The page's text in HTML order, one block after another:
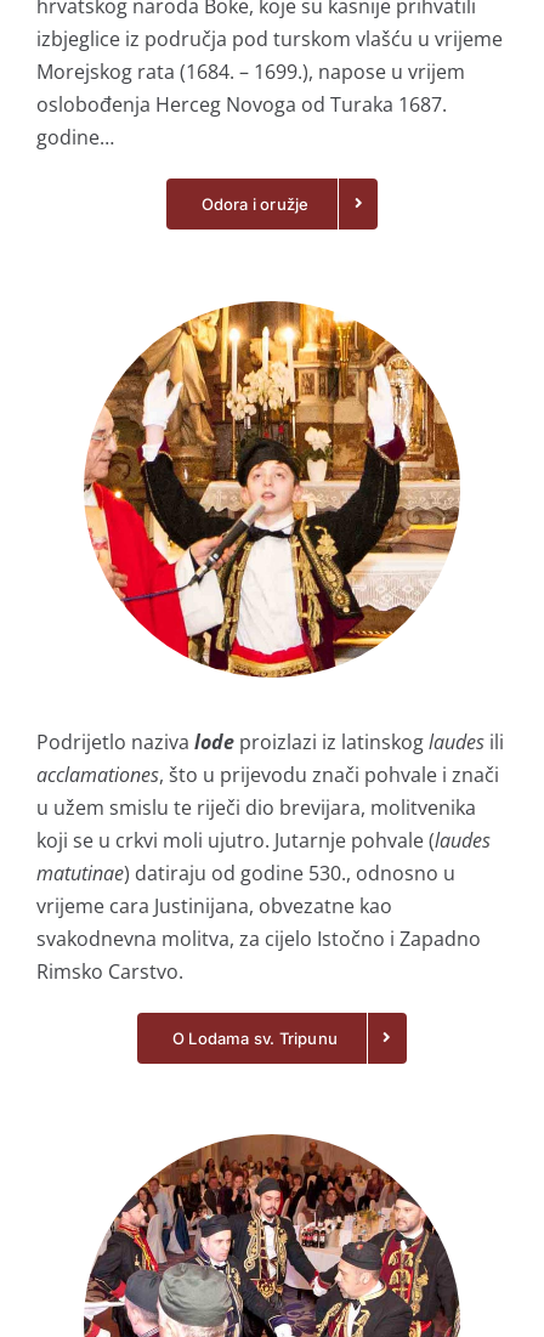
hrvatskog naroda Boke, koje su kasnije prihvatili
izbjeglice iz područja pod turskom vlašću u vrijeme
Morejskog rata (1684. – 1699.), napose u vrijem
oslobođenja Herceg Novoga od Turaka 1687.
godine…
Odora i oružje
Podrijetlo naziva lodeproizlazi iz latinskoglaudesili
acclamationes, što u prijevodu znači pohvale i znači
u užem smislu te riječi dio brevijara, molitvenika
koji se u crkvi moli ujutro. Jutarnje pohvale (laudes
matutinae) datiraju od godine 530., odnosno u
vrijeme cara Justinijana, obvezatne kao
svakodnevna molitva, za cijelo Istočno i Zapadno
Rimsko Carstvo.
O Lodama sv. Tripunu